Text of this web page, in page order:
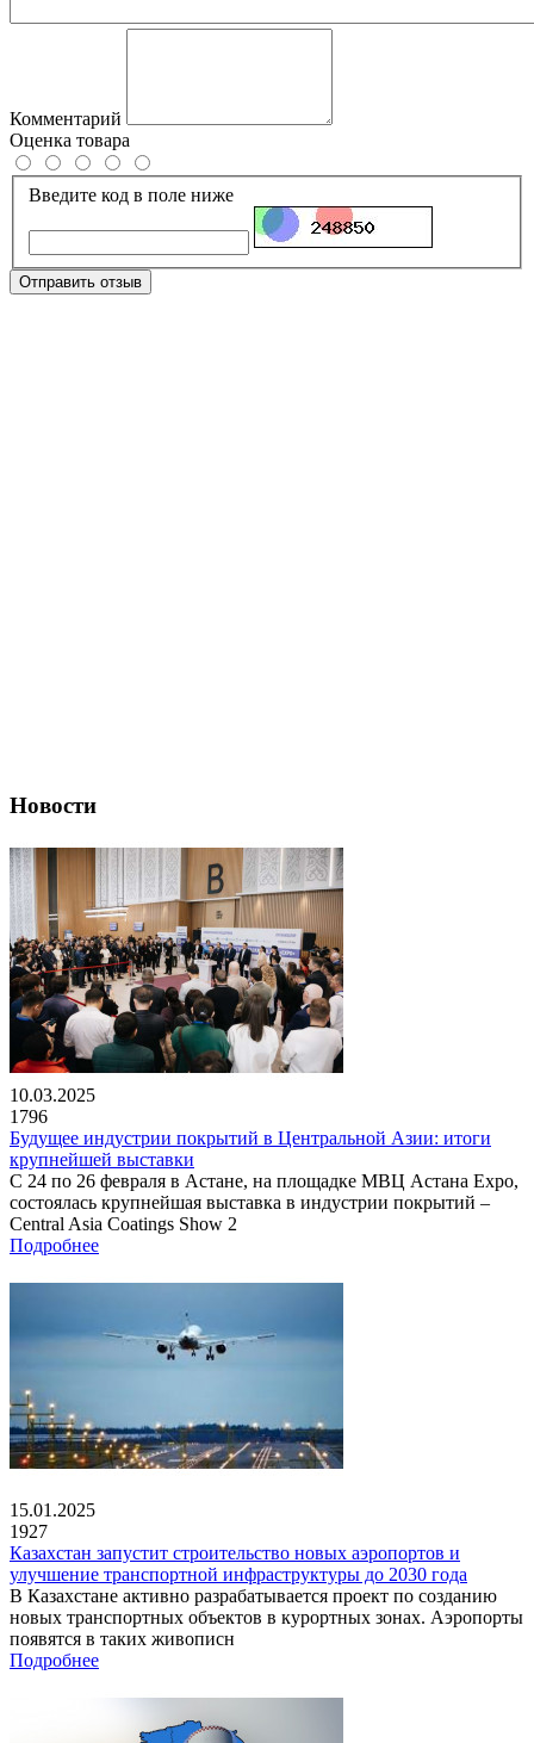
Комментарий
Оценка товара
Введите код в поле ниже
Отправить отзыв
Новости
10.03.2025
1796
Будущее индустрии покрытий в Центральной Азии: итоги
крупнейшей выставки
С 24 по 26 февраля в Астане, на площадке МВЦ Астана Expo,
состоялась крупнейшая выставка в индустрии покрытий –
Central Asia Coatings Show 2
Подробнее
15.01.2025
1927
Казахстан запустит строительство новых аэропортов и
улучшение транспортной инфраструктуры до 2030 года
В Казахстане активно разрабатывается проект по созданию
новых транспортных объектов в курортных зонах. Аэропорты
появятся в таких живописн
Подробнее